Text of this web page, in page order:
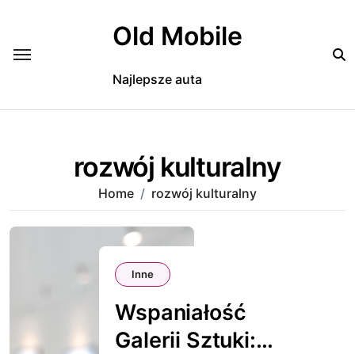
Old Mobile
Najlepsze auta
rozwój kulturalny
Home rozwój kulturalny
Inne
Wspaniałość
Galerii Sztuki: